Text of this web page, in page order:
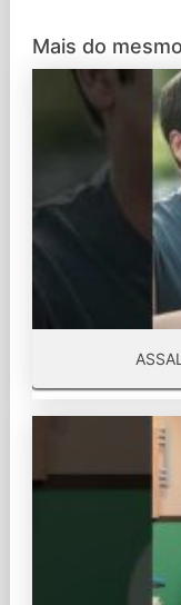
Mais do mesmo